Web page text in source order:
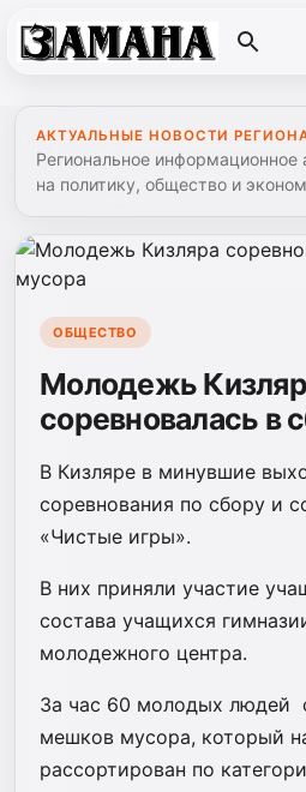
АКТУАЛЬНЫЕ НОВОСТИ
Региональное информационное
на политику, общество и
ОБЩЕСТВО
Молодежь
соревновалась в
В Кизляре в минувшие
соревнования по сбору и
«Чистые игры».
В них приняли участие
состава учащихся
молодежного центра.
За час 60 молодых людей
мешков мусора, который
рассортирован по